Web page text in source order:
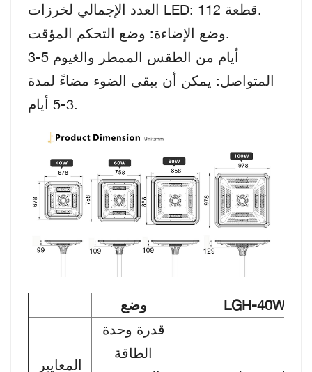
العدد الإجمالي لخرزات LED: 112 قطعة.
وضع الإضاءة: وضع التحكم المؤقت.
3-5 أيام من الطقس الممطر والغيوم
المتواصل: يمكن أن يبقى الضوء مضاءً لمدة
3-5 أيام.
وضع LGH-40W
المعايير
قدرة وحدة
الطاقة